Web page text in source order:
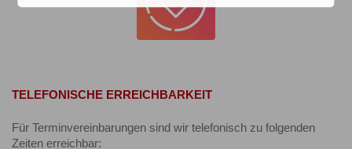
TELEFONISCHE ERREICHBARKEIT
Für Terminvereinbarungen sind wir telefonisch zu folgenden
Zeiten erreichbar: